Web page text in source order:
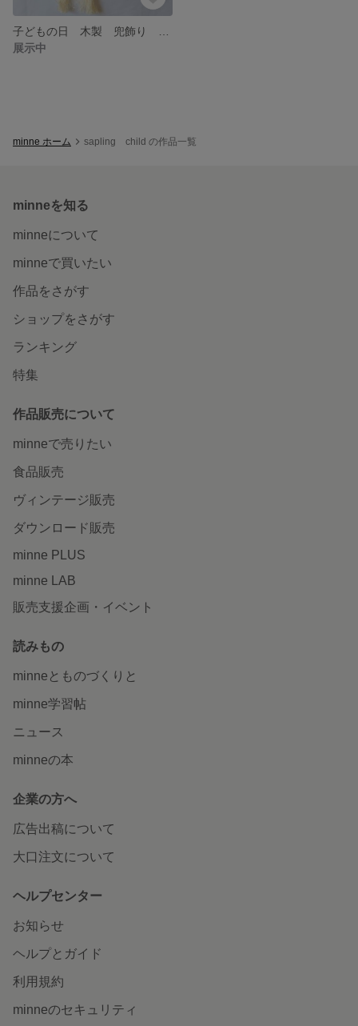
展示中
minne ホーム sapling child の作品一覧
minneを知る
minneについて
minneで買いたい
作品をさがす
ショップをさがす
ランキング
特集
作品販売について
minneで売りたい
食品販売
ヴィンテージ販売
ダウンロード販売
minne PLUS
minne LAB
販売支援企画・イベント
読みもの
minneとものづくりと
minne学習帖
ニュース
minneの本
企業の方へ
広告出稿について
大口注文について
ヘルプセンター
お知らせ
ヘルプとガイド
利用規約
minneのセキュリティ